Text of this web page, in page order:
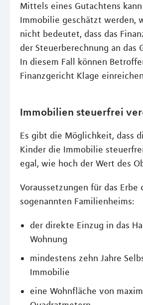
Mittels eines Gutachtens
Immobilie geschätzt werden,
nicht bedeutet, dass das
der Steuerberechnung an das
In diesem Fall können
Finanzgericht Klage
Immobilien steuerfrei
Es gibt die Möglichkeit, dass
Kinder die Immobilie
egal, wie hoch der Wert des
Voraussetzungen für das Erbe
sogenannten Familienheims:
der direkte Einzug in das
Wohnung
mindestens zehn Jahre
Immobilie
eine Wohnfläche von